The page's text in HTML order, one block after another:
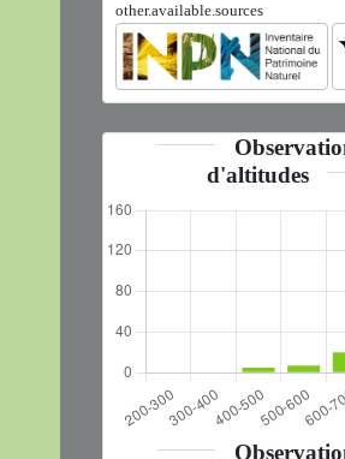
other.available.sources
d'altitudes